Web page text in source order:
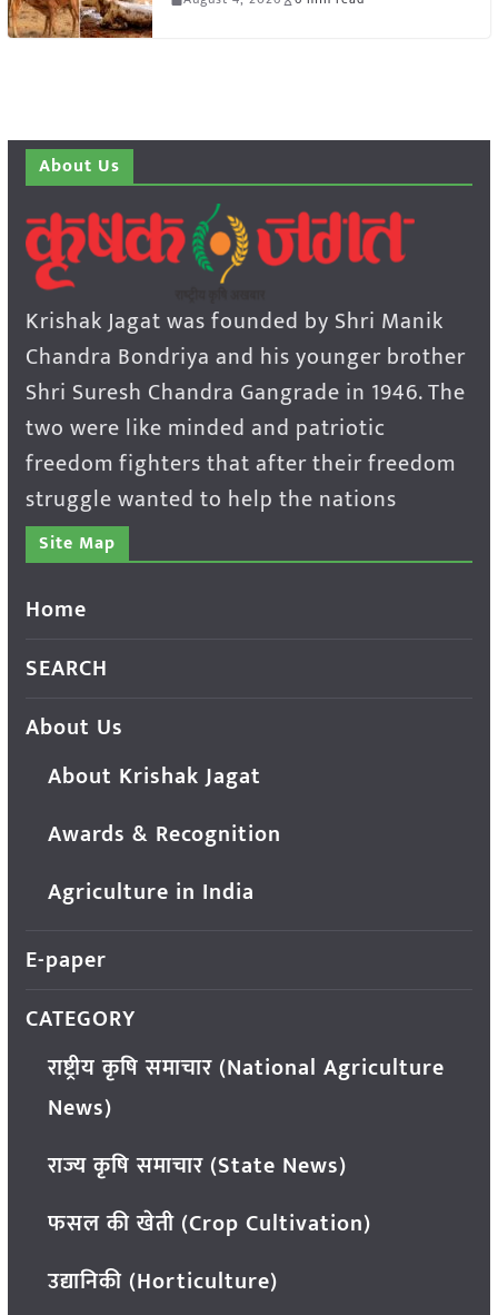
About Us
Krishak Jagat was founded by Shri Manik
Chandra Bondriya and his younger brother
Shri Suresh Chandra Gangrade in 1946. The
two were like minded and patriotic
freedom fighters that after their freedom
struggle wanted to help the nations
Site Map
Home
SEARCH
About Us
About Krishak Jagat
Awards & Recognition
Agriculture in India
E-paper
CATEGORY
राष्ट्रीय कृषि समाचार (National Agriculture
News)
राज्य कृषि समाचार (State News)
फसल की खेती (Crop Cultivation)
उद्यानिकी (Horticulture)